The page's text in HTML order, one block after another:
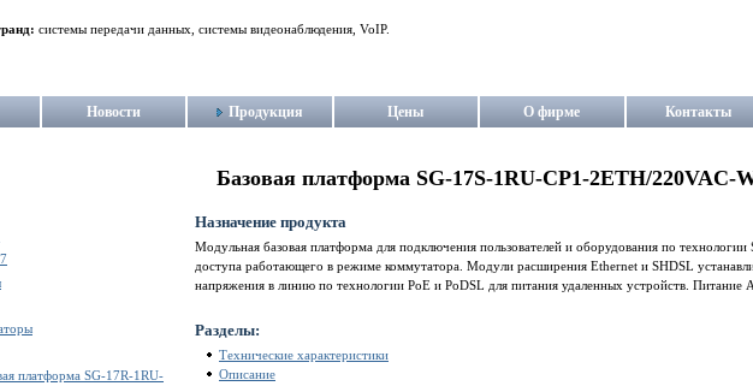
системы передачи данных, системы видеонаблюдения, VoIP.
Новости Продукция Цены О фирме Контакты
платформа SG-17R-1RU-
Базовая платформа SG-17S-1RU-CP1-2ETH/220VAC-
Назначение продукта
Модульная базовая платформа для подключения пользователей и оборудования по технологии
доступа работающего в режиме коммутатора. Модули расширения Ethernet и SHDSL
напряжения в линию по технологии PoE и PoDSL для питания удаленных устройств. Питание
Разделы:
Технические характеристики
Описание